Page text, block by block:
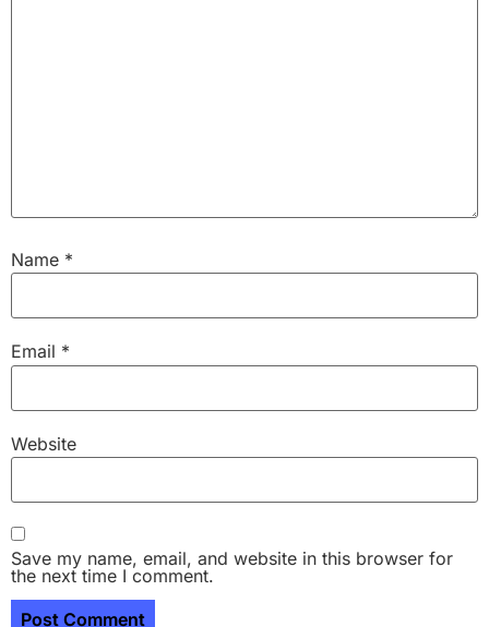
Name *
Email *
Website
Save my name, email, and website in this browser for
the next time I comment.